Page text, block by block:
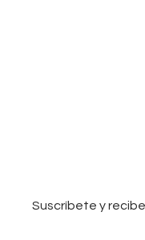
Suscríbete y